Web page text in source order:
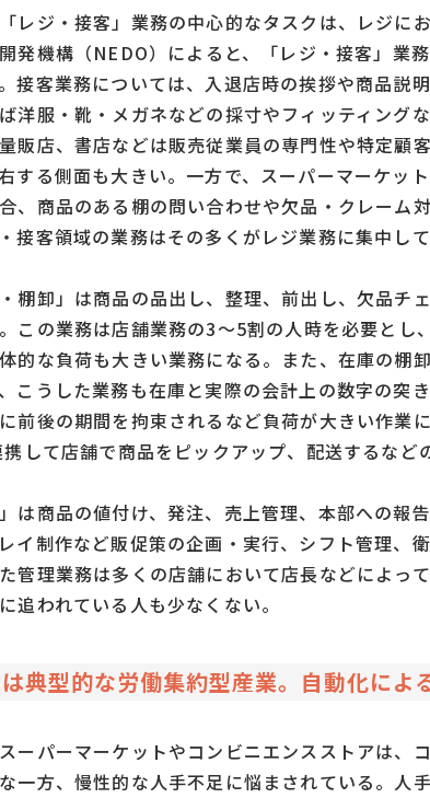
レジ・接客」業務の中心的なタスクは、レジに
発機構（NEDO）によると、「レジ・接客」業
接客業務については、入退店時の挨拶や商品説
洋服・靴・メガネなどの採寸やフィッティング
販店、書店などは販売従業員の専門性や特定顧
する側面も大きい。一方で、スーパーマーケッ
、商品のある棚の問い合わせや欠品・クレーム
接客領域の業務はその多くがレジ業務に集中し
・棚卸」は商品の品出し、整理、前出し、欠品チ
この業務は店舗業務の3～5割の人時を必要とし
的な負荷も大きい業務になる。また、在庫の棚
こうした業務も在庫と実際の会計上の数字の突
前後の期間を拘束されるなど負荷が大きい作業
して店舗で商品をピックアップ、配送するなど
」は商品の値付け、発注、売上管理、本部への報
イ制作など販促策の企画・実行、シフト管理、
管理業務は多くの店舗において店長などによっ
追われている人も少なくない。
典型的な労働集約型産業。自動化によ
ーパーマーケットやコンビニエンスストアは、
一方、慢性的な人手不足に悩まされている。人